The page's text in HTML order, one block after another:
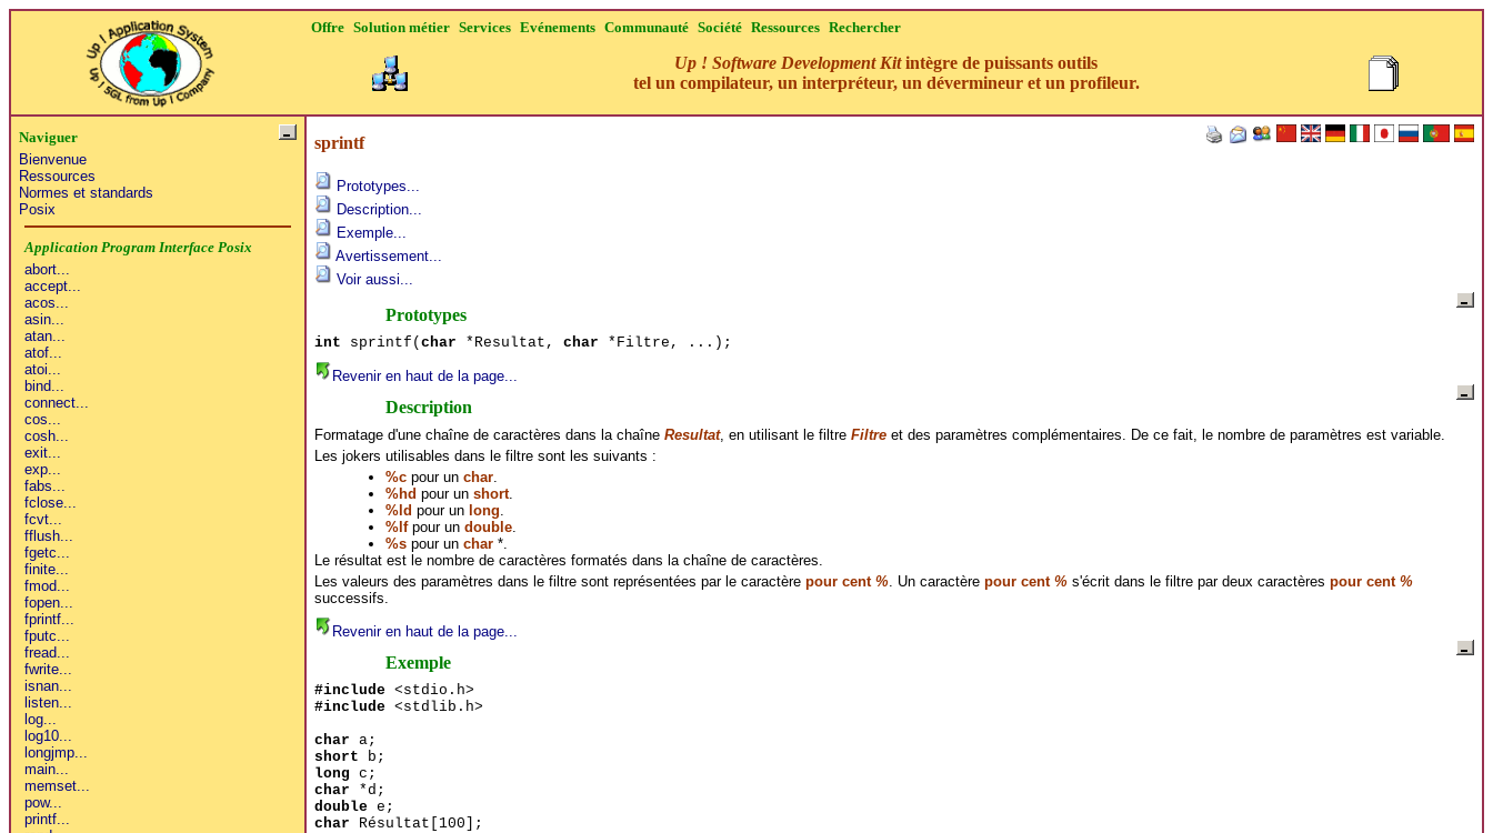
Offre Solution métier Services Evénements Communauté Société Ressources Rechercher
Up ! Software Development Kitintègre de puissants outils
tel un compilateur, un interpréteur, un dévermineur et un profileur.
Naviguer
Bienvenue
Ressources
Normes et standards
Posix
sprintf
Prototypes...
Description...
Exemple...
Avertissement...
Voir aussi...
Prototypes
int sprintf(char *Resultat, char *Filtre, ...);
Revenir en haut de la page...
Description
Formatage d'une chaîne de caractères dans la chaîne Resultat, en utilisant le filtre Filtreet des paramètres complémentaires. De ce fait, le nombre de paramètres est variable.
Les jokers utilisables dans le filtre sont les suivants :
%cpour un char.
%hd pour un short.
%ld pour un long
%lfpour un double.
%spour un char*.
Le résultat est le nombre de caractères formatés dans la chaîne de caractères.
Les valeurs des paramètres dans le filtre sont représentées par le caractère pour cent %. Un caractère pour cent %s'écrit dans le filtre par deux caractères pour cent %
successifs.
Revenir en haut de la page...
Exemple
#include<stdio.h>
#include<stdlib.h>
char a;
short b;
long c;
char *d;
doublee;
char Résultat[100];